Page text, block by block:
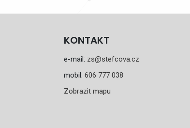
KONTAKT
e-mail: zs@stefcova.cz
mobil: 606 777 038
Zobrazit mapu